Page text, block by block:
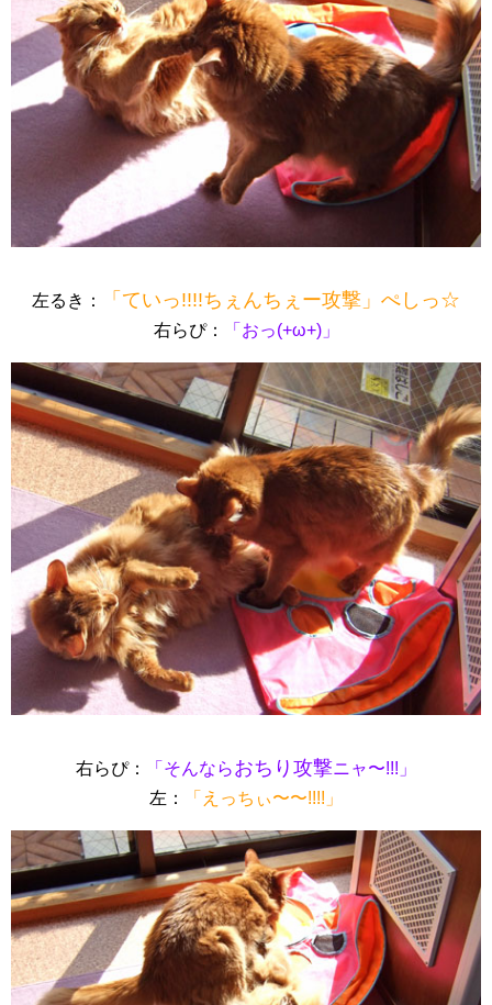
左るき： 「ていっ!!!!ちぇんちぇー攻撃」ぺしっ☆
右らぴ： 「おっ(+ω+)」
右らぴ： 「そんならおちり攻撃ニャ〜!!!」
左：
「えっちぃ〜〜!!!!」